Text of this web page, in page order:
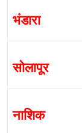
भंडारा
सोलापूर
नाशिक